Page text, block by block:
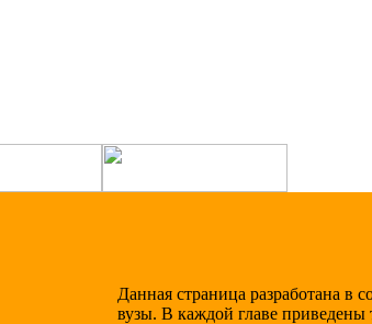
Данная страница разработана в
вузы. В каждой главе приведены